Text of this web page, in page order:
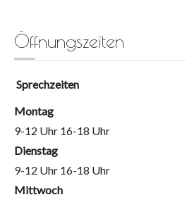
Öffnungszeiten
Sprechzeiten
Montag
9-12 Uhr 16-18 Uhr
Dienstag
9-12 Uhr 16-18 Uhr
Mittwoch